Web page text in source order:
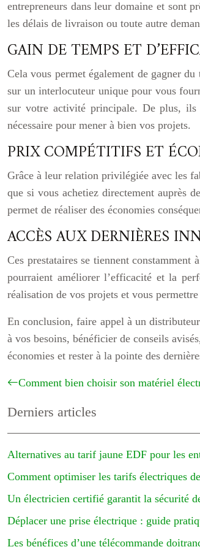
entrepreneurs dans leur domaine et sont
les délais de livraison ou toute autre
GAIN DE TEMPS ET
Cela vous permet également de gagner
sur un interlocuteur unique pour vous
sur votre activité principale. De plus, ils
nécessaire pour mener à bien vos projets.
PRIX COMPÉTITIFS ET
Grâce à leur relation privilégiée avec les
que si vous achetiez directement auprès
permet de réaliser des économies
ACCÈS AUX DERNIÈRES
Ces prestataires se tiennent constamment
pourraient améliorer l’efficacité et la
réalisation de vos projets et vous
En conclusion, faire appel à un
à vos besoins, bénéficier de conseils
économies et rester à la pointe des
Comment bien choisir son matériel
Derniers articles
Alternatives au tarif jaune EDF pour les
Comment optimiser les tarifs électriques
Un électricien certifié garantit la sécurité
Déplacer une prise électrique : guide
Les bénéfices d’une télécommande